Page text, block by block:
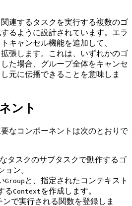
連するタスクを実行する複数のゴ
るように設計されています。エラ
キャンセル機能を追加して、
張します。これは、いずれかのゴ
た場合、グループ全体をキャンセ
元に伝播できることを意味しま
ント
なコンポーネントは次のとおりで
タスクのサブタスクで動作するゴ
ョン。
Group と、指定されたコンテキスト
るContext を作成します。
ンで実行される関数を登録しま